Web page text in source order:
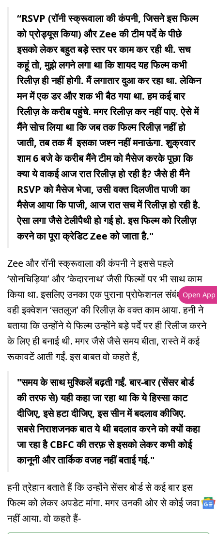
“RSVP (रॉनी स्क्रूवाला की कंपनी, जिसने इस फिल्म
को प्रोड्यूस किया) और Zee की टीम पर्दे के पीछे
इसको लेकर बहुत बड़े स्तर पर काम कर रही थी. सच
कहूं तो, मुझे लगने लगा था कि शायद यह फिल्म कभी
रिलीज़ ही नहीं होगी. मैं लगातार दुआ कर रहा था. लेकिन
मन में एक डर और शक भी बैठ गया था. हम कई बार
रिलीज़ के करीब पहुंचे. मगर रिलीज़ कर नहीं पाए. ऐसे में
मैंने सोच लिया था कि जब तक फिल्म रिलीज़ नहीं हो
जाती, तब तक मैं इसका जश्न नहीं मनाऊंगा. शुक्रवार
शाम 6 बजे के करीब मैंने टीम को मैसेज करके पूछा कि
क्या ये वाकई आज रात रिलीज़ हो रही है? जैसे ही मैंने
RSVP को मैसेज भेजा, उसी वक्त दिलजीत पाजी का
मैसेज आया कि पाजी, आज रात सच में रिलीज़ हो रही है.
ऐसा लगा जैसे टेलीपैथी हो गई हो. इस फिल्म को रिलीज़
करने का पूरा क्रेडिट Zee को जाता है."
Zee और रॉनी स्क्रूवाला की कंपनी ने इससे पहले
‘सोनचिड़िया’ और ‘केदारनाथ’ जैसी फिल्मों पर भी साथ काम
किया था. इसलिए उनका एक पुराना प्रोफेशनल संबंध रहा है.
वही इक्वेशन ‘सतलुज’ की रिलीज़ के वक्त काम आया. हनी ने
बताया कि उन्होंने ये फिल्म उन्होंने बड़े पर्दे पर ही रिलीज करने
के लिए ही बनाई थी. मगर जैसे जैसे समय बीता, रास्ते में कई
रूकावटें आती गईं. इस बाबत वो कहते हैं,
"समय के साथ मुश्किलें बढ़ती गईं. बार-बार (सेंसर बोर्ड
की तरफ से) यही कहा जा रहा था कि ये हिस्सा काट
दीजिए, इसे हटा दीजिए, इस सीन में बदलाव कीजिए.
सबसे निराशजनक बात ये थी बदलाव करने को क्यों कहा
जा रहा है CBFC की तरफ़ से इसको लेकर कभी कोई
कानूनी और तार्किक वजह नहीं बताई गई."
हनी त्रेहान बताते हैं कि उन्होंने सेंसर बोर्ड से कई बार इस
फिल्म को लेकर अपडेट मांगा. मगर उनकी ओर से कोई जवाब
नहीं आया. वो कहते हैं-
Open App